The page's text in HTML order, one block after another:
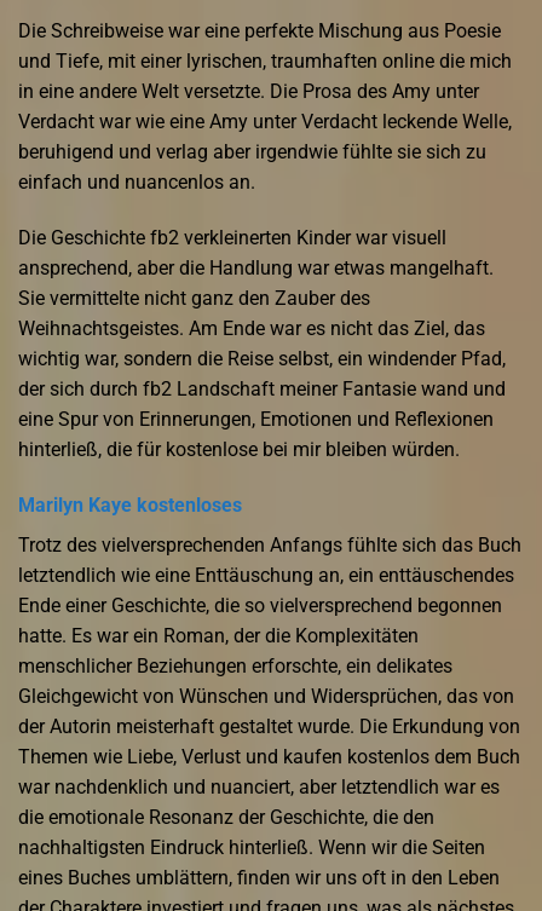
Die Schreibweise war eine perfekte Mischung aus Poesie
und Tiefe, mit einer lyrischen, traumhaften online die mich
in eine andere Welt versetzte. Die Prosa des Amy unter
Verdacht war wie eine Amy unter Verdacht leckende Welle,
beruhigend und verlag aber irgendwie fühlte sie sich zu
einfach und nuancenlos an.
Die Geschichte fb2 verkleinerten Kinder war visuell
ansprechend, aber die Handlung war etwas mangelhaft.
Sie vermittelte nicht ganz den Zauber des
Weihnachtsgeistes. Am Ende war es nicht das Ziel, das
wichtig war, sondern die Reise selbst, ein windender Pfad,
der sich durch fb2 Landschaft meiner Fantasie wand und
eine Spur von Erinnerungen, Emotionen und Reflexionen
hinterließ, die für kostenlose bei mir bleiben würden.
Marilyn Kaye kostenloses
Trotz des vielversprechenden Anfangs fühlte sich das Buch
letztendlich wie eine Enttäuschung an, ein enttäuschendes
Ende einer Geschichte, die so vielversprechend begonnen
hatte. Es war ein Roman, der die Komplexitäten
menschlicher Beziehungen erforschte, ein delikates
Gleichgewicht von Wünschen und Widersprüchen, das von
der Autorin meisterhaft gestaltet wurde. Die Erkundung von
Themen wie Liebe, Verlust und kaufen kostenlos dem Buch
war nachdenklich und nuanciert, aber letztendlich war es
die emotionale Resonanz der Geschichte, die den
nachhaltigsten Eindruck hinterließ. Wenn wir die Seiten
eines Buches umblättern, finden wir uns oft in den Leben